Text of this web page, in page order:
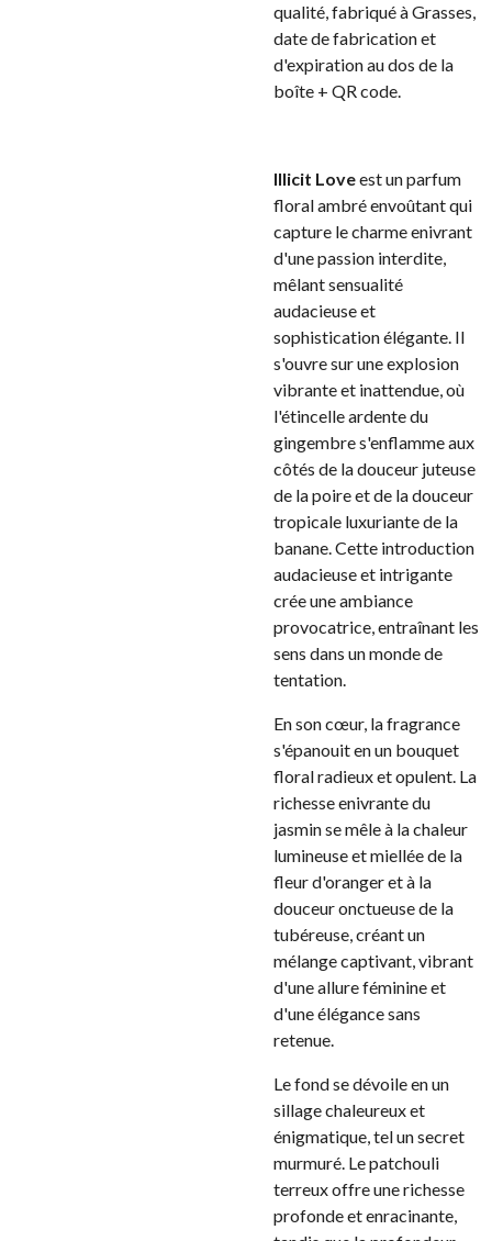
qualité, fabriqué à Grasses,
date de fabrication et
d'expiration au dos de la
boîte + QR code.
Illicit Loveest un parfum
floral ambré envoûtant qui
capture le charme enivrant
d'une passion interdite,
mêlant sensualité
audacieuse et
sophistication élégante. Il
s'ouvre sur une explosion
vibrante et inattendue, où
l'étincelle ardente du
gingembre s'enflamme aux
côtés de la douceur juteuse
de la poire et de la douceur
tropicale luxuriante de la
banane. Cette introduction
audacieuse et intrigante
crée une ambiance
provocatrice, entraînant les
sens dans un monde de
tentation.
En son cœur, la fragrance
s'épanouit en un bouquet
floral radieux et opulent. La
richesse enivrante du
jasmin se mêle à la chaleur
lumineuse et miellée de la
fleur d'oranger et à la
douceur onctueuse de la
tubéreuse, créant un
mélange captivant, vibrant
d'une allure féminine et
d'une élégance sans
retenue.
Le fond se dévoile en un
sillage chaleureux et
énigmatique, tel un secret
murmuré. Le patchouli
terreux offre une richesse
profonde et enracinante,